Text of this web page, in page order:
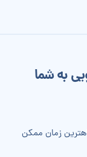
به شما
زمان ممکن